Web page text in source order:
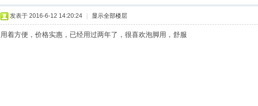
发表于 2016-6-12 14:20:24 显示全部楼层
用着方便，价格实惠，已经用过两年了，很喜欢泡脚用，舒服